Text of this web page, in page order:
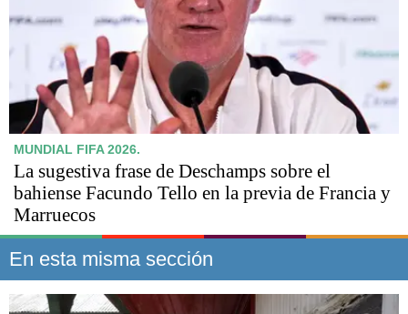
MUNDIAL FIFA 2026.
La sugestiva frase de Deschamps sobre el
bahiense Facundo Tello en la previa de Francia y
Marruecos
En esta misma sección